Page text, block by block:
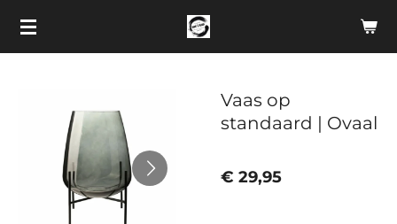
Ga
hoofdinhoud
Vaas op
standaard | Ovaal
€ 29,95